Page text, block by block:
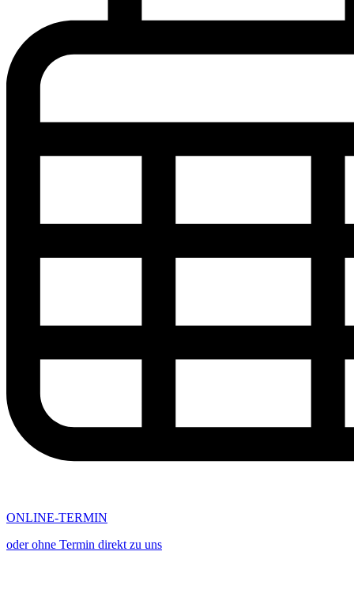
ONLINE-TERMIN
oder ohne Termin direkt zu uns